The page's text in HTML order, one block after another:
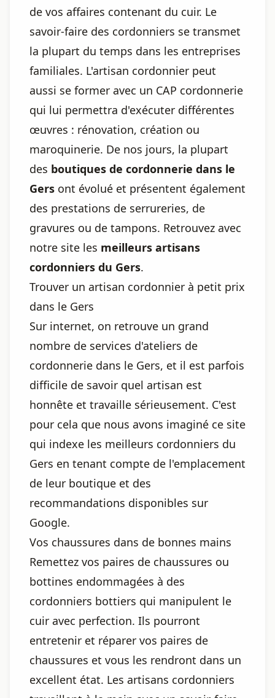
de vos affaires contenant du cuir. Le
savoir-faire des cordonniers se transmet
la plupart du temps dans les entreprises
familiales. L'artisan cordonnier peut
aussi se former avec un CAP cordonnerie
qui lui permettra d'exécuter différentes
œuvres : rénovation, création ou
maroquinerie. De nos jours, la plupart
des boutiques de cordonnerie dans le
Gers ont évolué et présentent également
des prestations de serrureries, de
gravures ou de tampons. Retrouvez avec
notre site les meilleurs artisans
cordonniers du Gers.
Trouver un artisan cordonnier à petit prix
dans le Gers
Sur internet, on retrouve un grand
nombre de services d'ateliers de
cordonnerie dans le Gers, et il est parfois
difficile de savoir quel artisan est
honnête et travaille sérieusement. C'est
pour cela que nous avons imaginé ce site
qui indexe les meilleurs cordonniers du
Gers en tenant compte de l'emplacement
de leur boutique et des
recommandations disponibles sur
Google.
Vos chaussures dans de bonnes mains
Remettez vos paires de chaussures ou
bottines endommagées à des
cordonniers bottiers qui manipulent le
cuir avec perfection. Ils pourront
entretenir et réparer vos paires de
chaussures et vous les rendront dans un
excellent état. Les artisans cordonniers